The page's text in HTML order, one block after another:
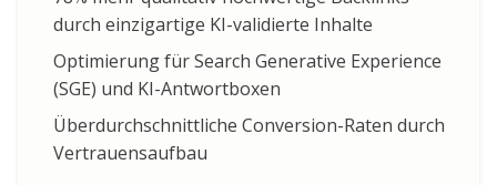
durch einzigartige KI-validierte Inhalte
Optimierung für Search Generative Experience
(SGE) und KI-Antwortboxen
Überdurchschnittliche Conversion-Raten durch
Vertrauensaufbau